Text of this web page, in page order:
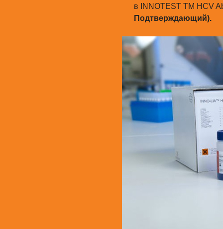
в INNOTEST TM HCV
Подтверждающий).